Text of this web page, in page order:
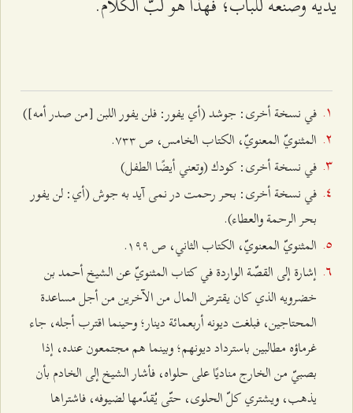
في نسخة أخرى: جوشد (أي يفور: فلن يفور اللبن [من صدر أمه])
المثنويّ المعنويّ، الكتاب الخامس، ص ۷٣٣.
في نسخة أخرى: كودك (وتعني أيضًا الطفل)
في نسخة أخرى: بحر رحمت در نمى آيد به جوش (أي: لن يفور
بحر الرحمة والعطاء).
المثنويّ المعنويّ، الكتاب الثاني، ص ۱٩٩.
إشارة إلى القصّة الواردة في كتاب المثنويّ عن الشيخ أحمد بن
خضرويه الذي كان يقترض المال من الآخرين من أجل مساعدة
المحتاجين، فبلغت ديونه أربعمائة دينار؛ وحينما اقترب أجله، جاء
غرماؤه مطالبين باسترداد ديونهم؛ وبينما هم مجتمعون عنده، إذا
بصبيّ من الخارج مناديًا على حلواه، فأشار الشيخ إلى الخادم بأن
يذهب، ويشتري كلّ الحلوى، حتّى يُقدّمها لضيوفه، فاشتراها